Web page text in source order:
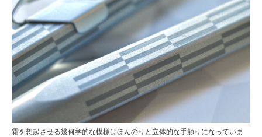
霜を想起させる幾何学的な模様はほんのりと立体的な手触りになっていま